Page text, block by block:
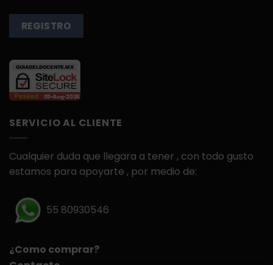
SERVICIO AL CLIENTE
Cualquier duda que llegara a tener , con todo gusto
estamos para apoyarte , por medio de:
55 80930546
¿Como comprar?